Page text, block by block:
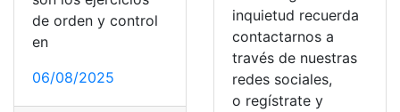
de orden y control
en
06/08/2025
inquietud recuerda
contactarnos a
través de nuestras
redes sociales,
o regístrate y